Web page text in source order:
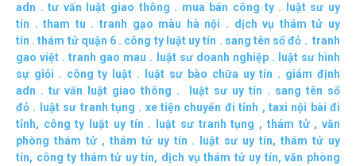
adn .tư vấn luật giao thông . mua bán công ty.
luật sư uy
tín .tham tu .tranh gạo màu hà nội . dịch vụ thám tử uy
tín .thám tử quận 6 . công ty luật uy tín . sang tên sổ đỏ .tranh
gao việt .tranh gao mau . luật sư doanh nghiệp.
luật sư hình
sự giỏi . công ty luật . luật sư bào chữa uy tín . giám định
adn . tư vấn luật giao thông . luật sư uy tín . sang tên sổ
đỏ . luật sư tranh tụng . xe tiện chuyến đi tỉnh , taxi nội bài đi
tỉnh, công ty luật uy tín . luật sư tranh tụng , thám tử,văn
phòng thám tử, thám tử uy tín . luật sư uy tín,thám tử uy
tín, công ty thám tử uy tín, dịch vụ thám tử uy tín,văn phòng